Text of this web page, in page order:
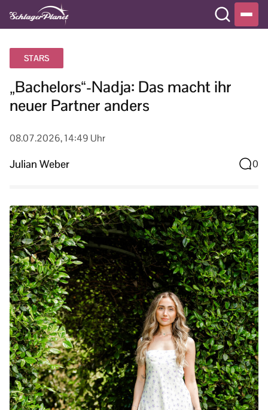
STARS
„Bachelors“-Nadja: Das macht ihr
neuer Partner anders
08.07.2026, 14:49 Uhr
Julian Weber 0